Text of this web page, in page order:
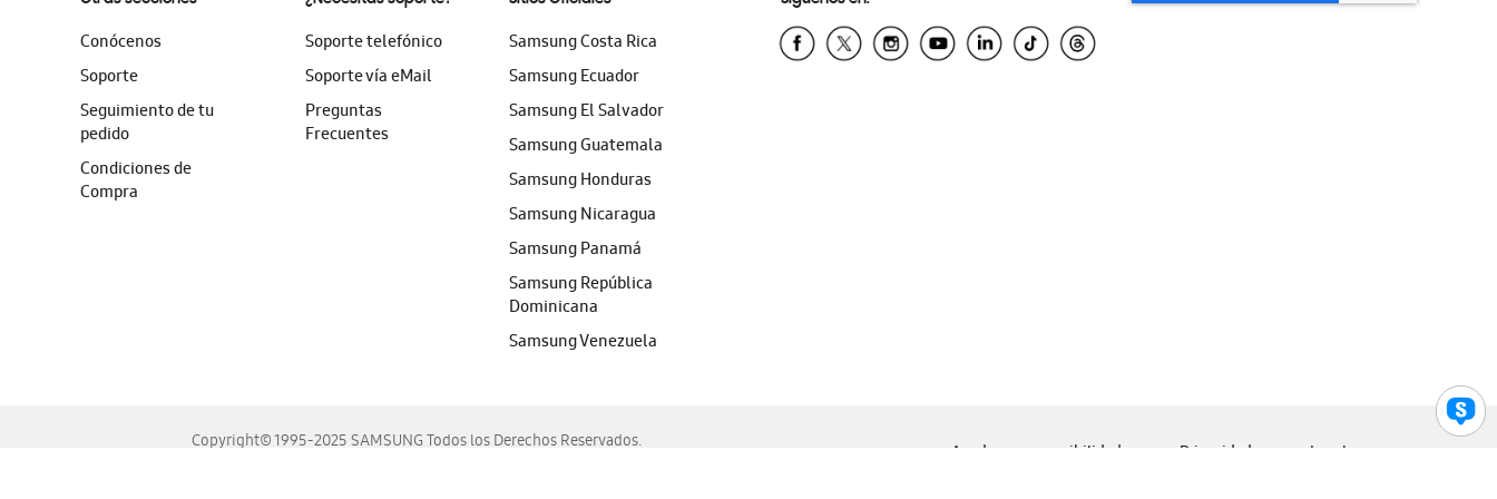
Conócenos
Soporte
Seguimiento de tu
pedido
Condiciones de
Compra
Soporte telefónico
Soporte vía eMail
Preguntas
Frecuentes
Samsung Costa Rica
Samsung Ecuador
Samsung El Salvador
Samsung Guatemala
Samsung Honduras
Samsung Nicaragua
Samsung Panamá
Samsung República
Dominicana
Samsung Venezuela
Copyright© 1995-2025 SAMSUNG Todos los Derechos Reservados.
Ayuda para accesibilidad Privacidad Legal